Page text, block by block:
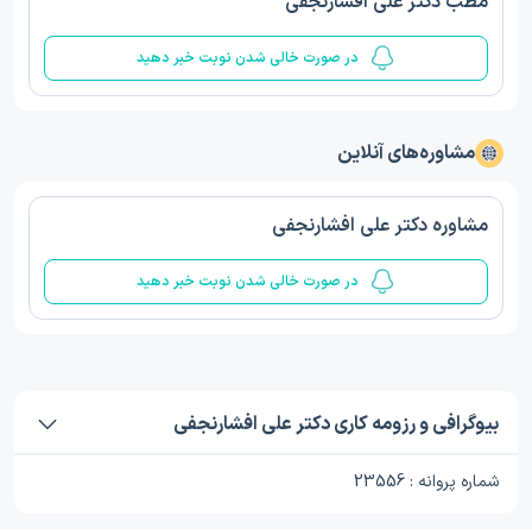
در صورت خالی شدن نوبت خبر دهید
مشاوره‌های آنلاین
مشاوره دکتر علی افشارنجفی
در صورت خالی شدن نوبت خبر دهید
بیوگرافی و رزومه کاری دکتر علی افشارنجفی
شماره پروانه : 23556